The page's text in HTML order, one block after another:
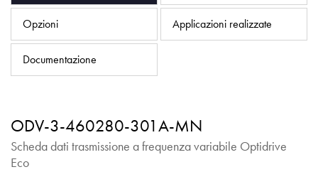
Opzioni Applicazioni realizzate
Documentazione
ODV-3-460280-301A-MN
Scheda dati trasmissione a frequenza variabile Optidrive
Eco
iSource Accedere